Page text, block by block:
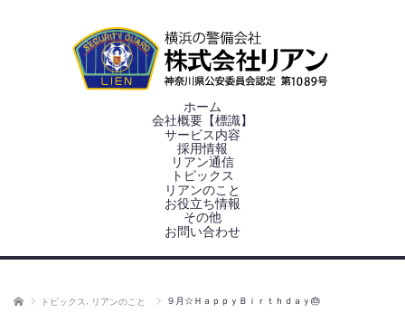
ホーム
会社概要【標識】
サービス内容
採用情報
リアン通信
トピックス
リアンのこと
お役立ち情報
その他
お問い合わせ
ホーム トピックス リアンのこと ９月☆ＨａｐｐｙＢｉｒｔｈｄａｙ🎂